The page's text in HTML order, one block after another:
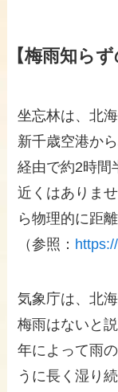
【梅雨知ら
坐忘林は、北
新千歳空港か
経由で約2時間
近くはありま
ら物理的に距
（参照：
気象庁は、北
梅雨はないと
年によって雨
うに長く湿り